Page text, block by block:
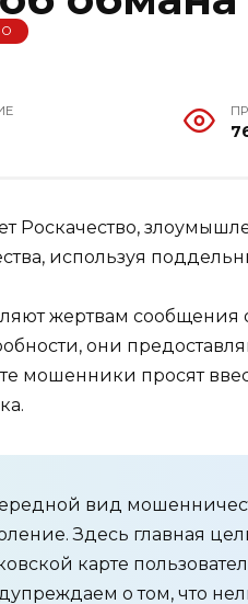
Роскачество,
используя
жертвам сообщения о
они
мошенники просят
вид
Здесь главная
карте
о том, что